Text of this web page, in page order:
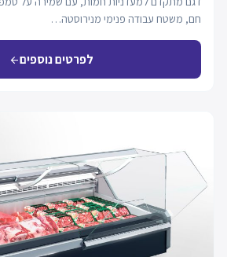
חם, משטח עבודה פנימי מנירוסטה…
לפרטים נוספיםarrow_back